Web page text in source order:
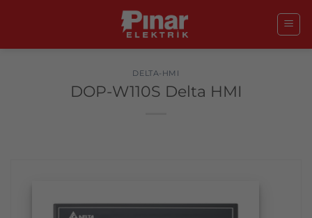
DELTA-HMI
DOP-W110S Delta HMI